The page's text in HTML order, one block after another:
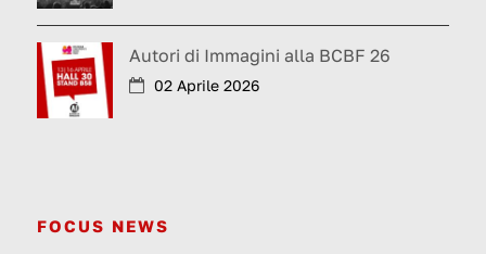
Autori di Immagini alla BCBF 26
02 Aprile 2026
FOCUS NEWS